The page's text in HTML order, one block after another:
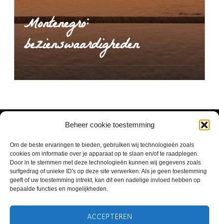
Beheer cookie toestemming
Om de beste ervaringen te bieden, gebruiken wij technologieën zoals
cookies om informatie over je apparaat op te slaan en/of te raadplegen.
Door in te stemmen met deze technologieën kunnen wij gegevens zoals
surfgedrag of unieke ID's op deze site verwerken. Als je geen toestemming
geeft of uw toestemming intrekt, kan dit een nadelige invloed hebben op
bepaalde functies en mogelijkheden.
ACCEPTEREN
Montenegro:
bezienswaardigheden